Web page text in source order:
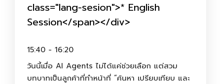
class="lang-sesion">* English
Session</span></div>
15:40 - 16:20
วันนี้เมื่อ AI Agents ไม่ได้แค่ช่วยเลือก แต่สวม
บทบาทเป็นลูกค้าที่ทำหน้าที่ “ค้นหา เปรียบเทียบ และ